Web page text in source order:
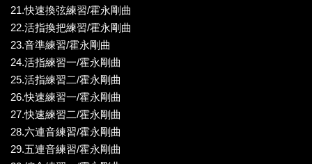
21.快速換弦練習/霍永剛曲
22.活指換把練習/霍永剛曲
23.音準練習/霍永剛曲
24.活指練習一/霍永剛曲
25.活指練習二/霍永剛曲
26.快速練習一/霍永剛曲
27.快速練習二/霍永剛曲
28.六連音練習/霍永剛曲
29.五連音練習/霍永剛曲